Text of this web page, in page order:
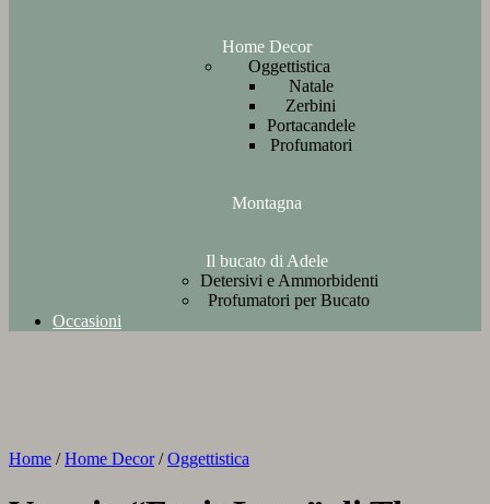
Home Decor
Oggettistica
Natale
Zerbini
Portacandele
Profumatori
Montagna
Il bucato di Adele
Detersivi e Ammorbidenti
Profumatori per Bucato
Occasioni
Home / Home Decor / Oggettistica